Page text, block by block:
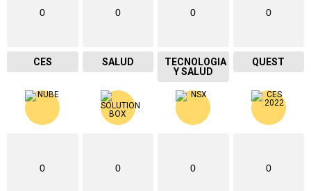
0
CES
0
SALUD
0
TECNOLOGIA
Y SALUD
0
QUEST
0 0 0 0